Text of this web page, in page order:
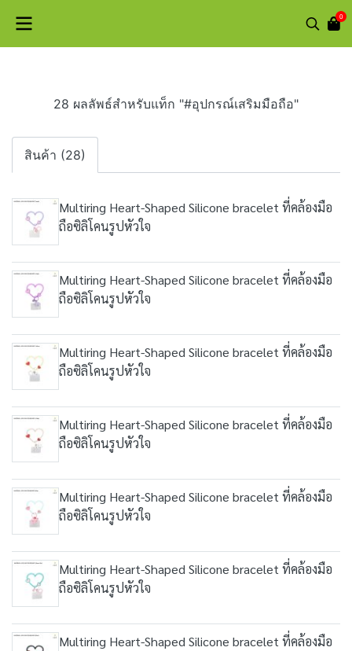
0
28 ผลลัพธ์สำหรับแท็ก "#อุปกรณ์เสริมมือถือ"
สินค้า (28)
Multiring Heart-Shaped Silicone bracelet ที่คล้องมือ
ถือซิลิโคนรูปหัวใจ
Multiring Heart-Shaped Silicone bracelet ที่คล้องมือ
ถือซิลิโคนรูปหัวใจ
Multiring Heart-Shaped Silicone bracelet ที่คล้องมือ
ถือซิลิโคนรูปหัวใจ
Multiring Heart-Shaped Silicone bracelet ที่คล้องมือ
ถือซิลิโคนรูปหัวใจ
Multiring Heart-Shaped Silicone bracelet ที่คล้องมือ
ถือซิลิโคนรูปหัวใจ
Multiring Heart-Shaped Silicone bracelet ที่คล้องมือ
ถือซิลิโคนรูปหัวใจ
Multiring Heart-Shaped Silicone bracelet ที่คล้องมือ